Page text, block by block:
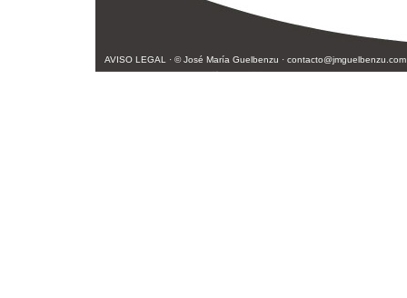
AVISO LEGAL · © José María Guelbenzu · contacto@jmguelbenzu.com